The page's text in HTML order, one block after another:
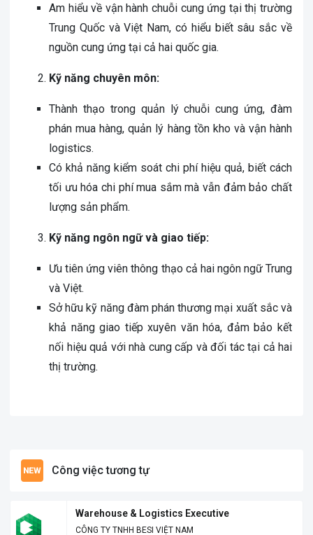
Am hiểu về vận hành chuỗi cung ứng tại thị trường
Trung Quốc và Việt Nam, có hiểu biết sâu sắc về
nguồn cung ứng tại cả hai quốc gia.
Kỹ năng chuyên môn:
Thành thạo trong quản lý chuỗi cung ứng, đàm
phán mua hàng, quản lý hàng tồn kho và vận hành
logistics.
Có khả năng kiểm soát chi phí hiệu quả, biết cách
tối ưu hóa chi phí mua sắm mà vẫn đảm bảo chất
lượng sản phẩm.
Kỹ năng ngôn ngữ và giao tiếp:
Ưu tiên ứng viên thông thạo cả hai ngôn ngữ Trung
và Việt.
Sở hữu kỹ năng đàm phán thương mại xuất sắc và
khả năng giao tiếp xuyên văn hóa, đảm bảo kết
nối hiệu quả với nhà cung cấp và đối tác tại cả hai
thị trường.
Công việc tương tự
Warehouse & Logistics Executive
CÔNG TY TNHH BESI VIỆT NAM